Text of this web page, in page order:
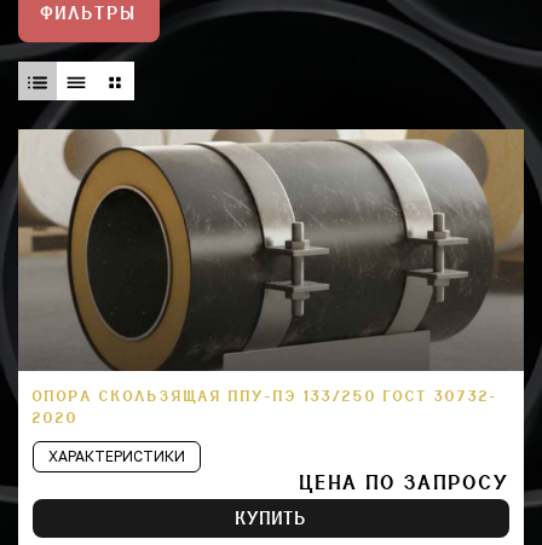
ФИЛЬТРЫ
ОПОРА СКОЛЬЗЯЩАЯ ППУ-ПЭ 133/250 ГОСТ 30732-
2020
ХАРАКТЕРИСТИКИ
ЦЕНА ПО ЗАПРОСУ
КУПИТЬ